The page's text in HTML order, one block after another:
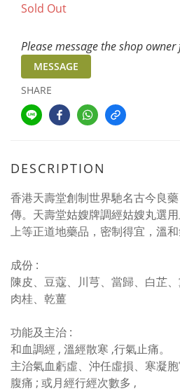
Sold Out
Please message the shop
MESSAGE
SHARE
DESCRIPTION
香港天壽堂創制世界馳名古今良
傳。天壽堂姑嫂牌調經姑嫂丸選
上等正道地藥品，密制得宜，溫和
成份 :
陳皮、豆蔻、川芎、當歸、白芷、
肉桂、乾薑
功能及主治 :
和血調經 ‚ 溫經散寒 ‚行氣止痛。
主治氣血虧虛、沖任虛損、寒凝
腹痛 ; 或月經行經次數多 ‚